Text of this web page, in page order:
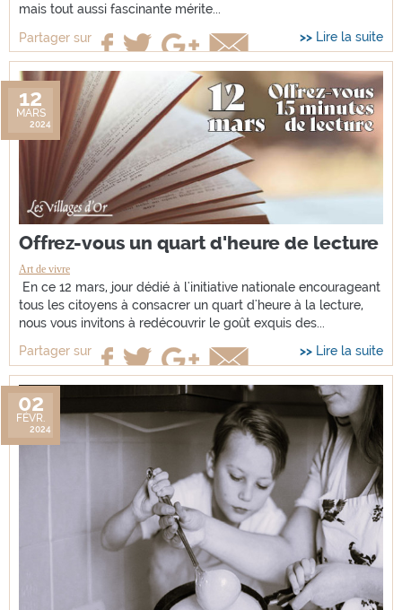
mais tout aussi fascinante mérite...
Partager sur
Lire la suite
Offrez-vous un quart d'heure de lecture
Art de vivre
12
MARS
2024
En ce 12 mars, jour dédié à l'initiative nationale encourageant
tous les citoyens à consacrer un quart d'heure à la lecture,
nous vous invitons à redécouvrir le goût exquis des...
Partager sur
Lire la suite
02
FÉVR.
2024